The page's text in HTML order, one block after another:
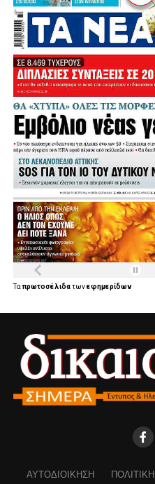
Ταπρωτοσέλιδατωνεφημερίδων
ΑΥΤΟΔΙΟΊΚΗΣΗ ΠΟΛΙΤΙΚΉ